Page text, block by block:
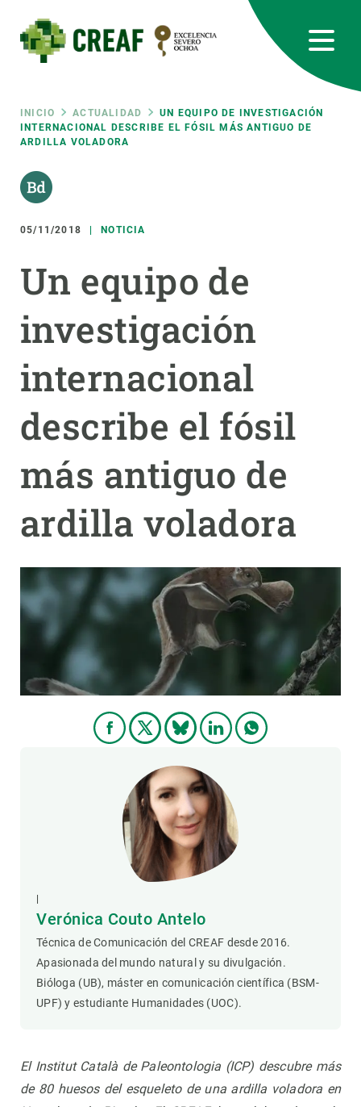
contenido
principal
Ruta
de
navegación
INICIO ACTUALIDAD
UN EQUIPO DE INVESTIGACIÓN
INTERNACIONAL DESCRIBE EL FÓSIL MÁS ANTIGUO DE
ARDILLA VOLADORA
05/11/2018 NOTICIA
Un equipo de
investigación
internacional
describe el fósil
más antiguo de
ardilla voladora
Verónica Couto Antelo
Técnica de Comunicación del CREAF desde 2016.
Apasionada del mundo natural y su divulgación.
Bióloga (UB), máster en comunicación científica (BSM-
UPF) y estudiante Humanidades (UOC).
El Institut Català de Paleontologia (ICP) descubre más
de 80 huesos del esqueleto de una ardilla voladora en
RRSS
Featured
responsive
Responsive
menu
INVESTIGACIÓN
CIENCIA EN ACCIÓN
NOTICIAS Y AGENDA